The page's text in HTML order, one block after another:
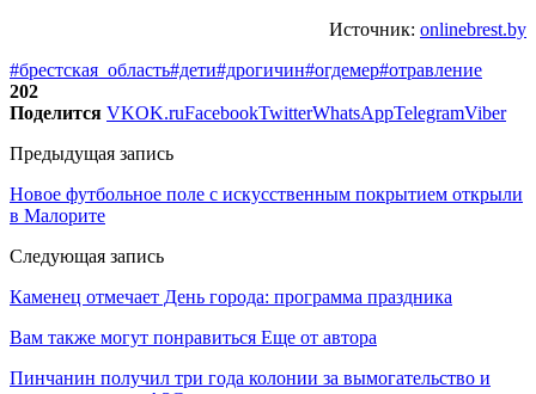
Источник: onlinebrest.by
#брестская_область#дети#дрогичин#огдемер#отравление
202
Поделится VKOK.ruFacebookTwitterWhatsAppTelegramViber
Предыдущая запись
Новое футбольное поле с искусственным покрытием открыли
в Малорите
Следующая запись
Каменец отмечает День города: программа праздника
Вам также могут понравиться Еще от автора
Пинчанин получил три года колонии за вымогательство и